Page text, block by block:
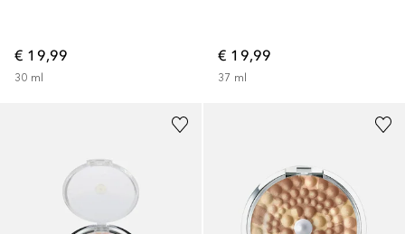
€ 19,99
30 ml
€ 19,99
37 ml